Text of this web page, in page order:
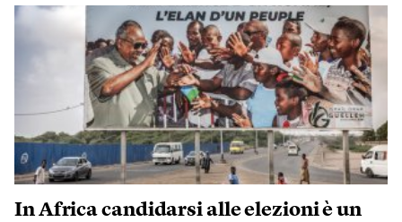
In Africa candidarsi alle elezioni è un